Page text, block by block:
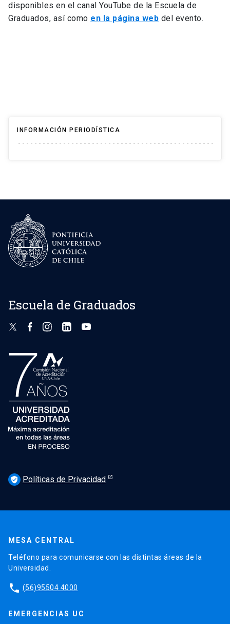
disponibles en el canal YouTube de la Escuela de
Graduados, así como en la página web del evento.
INFORMACIÓN PERIODÍSTICA
Escuela de Graduados
verified_user Políticas de Privacidad
MESA CENTRAL
Teléfono para comunicarse con las distintas áreas de la
Universidad.
phone (56)95504 4000
EMERGENCIAS UC